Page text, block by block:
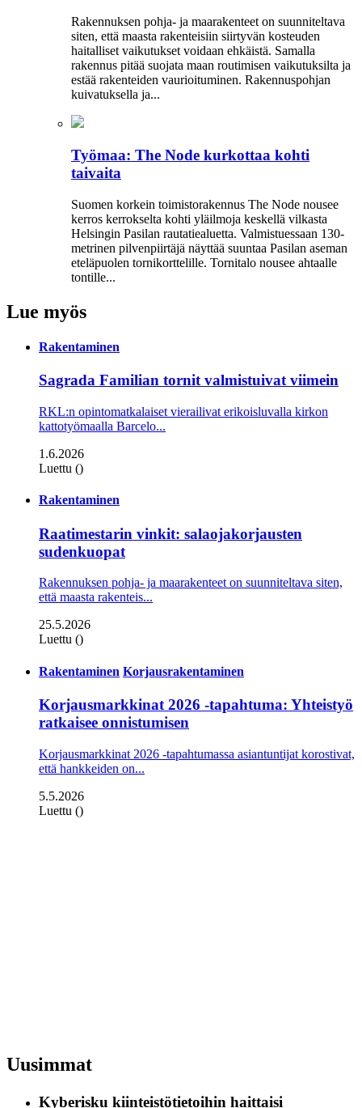
Rakennuksen pohja- ja maarakenteet on suunniteltava
siten, että maasta rakenteisiin siirtyvän kosteuden
haitalliset vaikutukset voidaan ehkäistä. Samalla
rakennus pitää suojata maan routimisen vaikutuksilta ja
estää rakenteiden vaurioituminen. Rakennuspohjan
kuivatuksella ja...
Työmaa: The Node kurkottaa kohti
taivaita
Suomen korkein toimistorakennus The Node nousee
kerros kerrokselta kohti yläilmoja keskellä vilkasta
Helsingin Pasilan rautatiealuetta. Valmistuessaan 130-
metrinen pilvenpiirtäjä näyttää suuntaa Pasilan aseman
eteläpuolen tornikorttelille. Tornitalo nousee ahtaalle
tontille...
Lue myös
Rakentaminen
Sagrada Familian tornit valmistuivat viimein
RKL:n opintomatkalaiset vierailivat erikoisluvalla kirkon
kattotyömaalla Barcelo...
1.6.2026
Luettu ()
Rakentaminen
Raatimestarin vinkit: salaojakorjausten
sudenkuopat
Rakennuksen pohja- ja maarakenteet on suunniteltava siten,
että maasta rakenteis...
25.5.2026
Luettu ()
Rakentaminen Korjausrakentaminen
Korjausmarkkinat 2026 -tapahtuma: Yhteistyö
ratkaisee onnistumisen
Korjausmarkkinat 2026 -tapahtumassa asiantuntijat korostivat,
että hankkeiden on...
5.5.2026
Luettu ()
Uusimmat
Kyberisku kiinteistötietoihin haittaisi